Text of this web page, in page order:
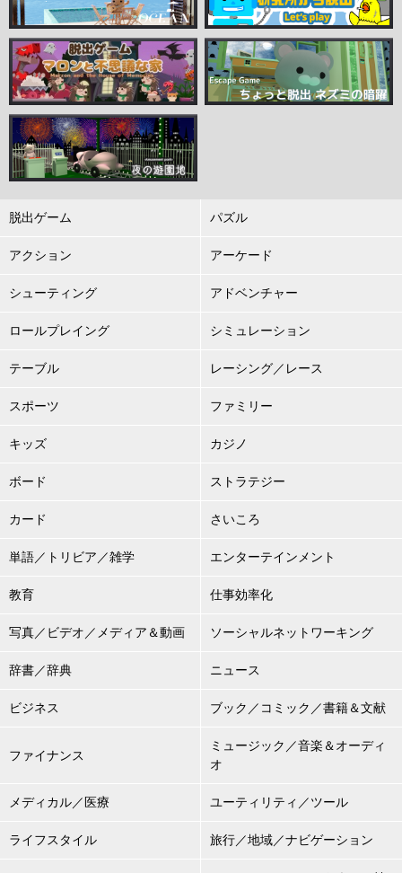
脱出ゲーム パズル
アクション アーケード
シューティング アドベンチャー
ロールプレイング シミュレーション
テーブル レーシング／レース
スポーツ ファミリー
キッズ カジノ
ボード ストラテジー
カード さいころ
単語／トリビア／雑学 エンターテインメント
教育 仕事効率化
写真／ビデオ／メディア＆動画 ソーシャルネットワーキング
辞書／辞典 ニュース
ビジネス ブック／コミック／書籍＆文献
ファイナンス
ミュージック／音楽＆オーディ
オ
メディカル／医療 ユーティリティ／ツール
ライフスタイル 旅行／地域／ナビゲーション